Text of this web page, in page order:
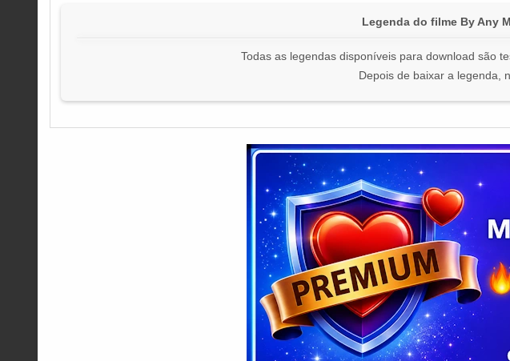
Legenda do filme By Any
Todas as legendas disponíveis para download são
Depois de baixar a legenda,